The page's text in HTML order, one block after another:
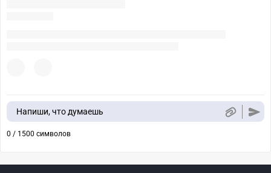
Напиши, что думаешь
0 / 1500 символов